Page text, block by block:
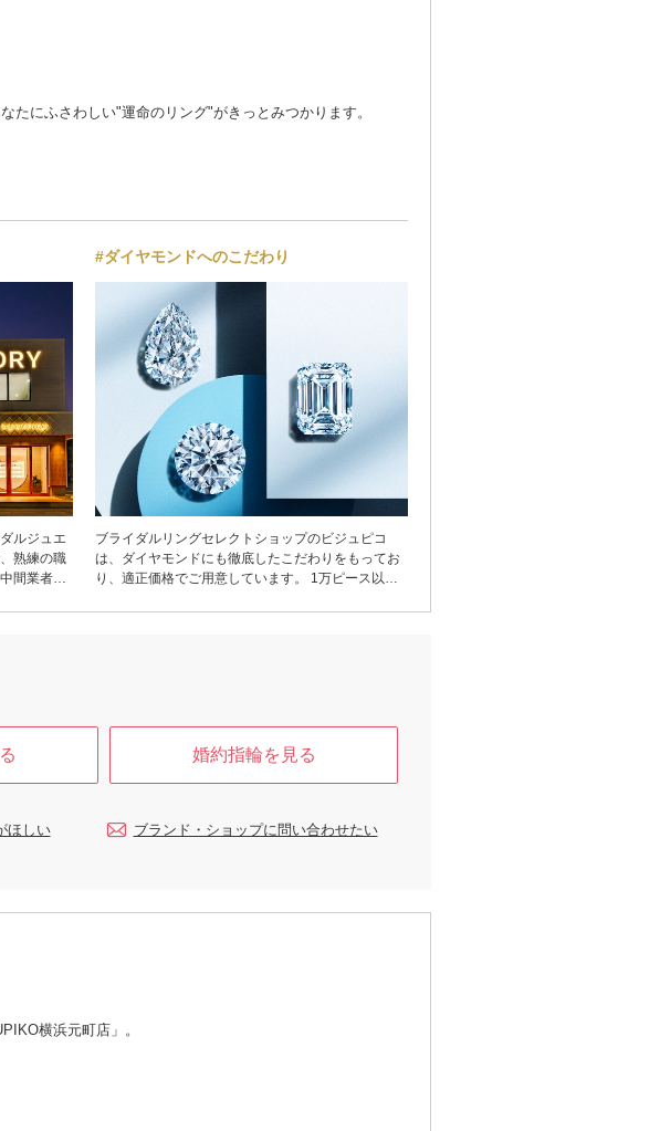
たにふさわしい"運命のリング"がきっとみつかります。
ルジュエ
熟練の職
間業者を
ることが
は、職人
る、安心
#ダイヤモンドへのこだわり
ブライダルリングセレクトショップのビジュピコ
は、ダイヤモンドにも徹底したこだわりをもってお
り、適正価格でご用意しています。 1万ピース以上
ださい。
婚約指輪を見る
ほしい ブランド・ショップに問い合わせたい
横浜元町店」。